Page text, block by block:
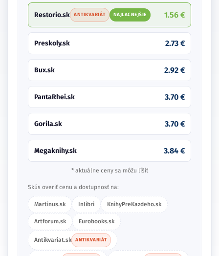
Restorio.sk ANTIKVARIÁT NAJLACNEJŠIE 1.56 €
Preskoly.sk 2.73 €
Bux.sk 2.92 €
PantaRhei.sk 3.70 €
Gorila.sk 3.70 €
Megaknihy.sk 3.84 €
* aktuálne ceny sa môžu líšiť
Skús overiť cenu a dostupnosť na:
Martinus.sk Inlibri KnihyPreKazdeho.sk
Artforum.sk Eurobooks.sk
Antikvariat.sk ANTIKVARIÁT